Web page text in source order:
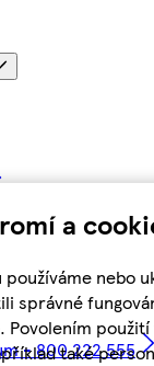
a
nebo
správné
Povolením
také
- 800 222 555